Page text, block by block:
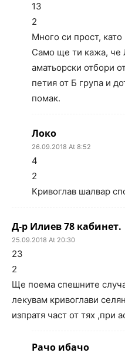
13
2
Много си прост,
Само ще ти кажа, че
аматьорски отбори
петия от Б група и
помак.
Локо
26.09.2018 At 8:52
4
2
Кривоглав шалвар
Д-р Илиев 78 кабинет.
25.09.2018 At 20:30
23
2
Ще поема спешните
лекувам кривоглави
изпратя част от тях ,при
Рачо ибачо